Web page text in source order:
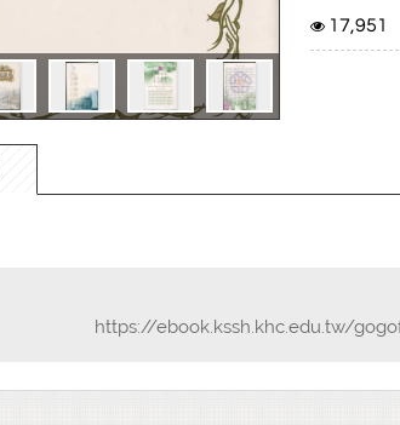
17,951
https://ebook.kssh.khc.edu.tw/